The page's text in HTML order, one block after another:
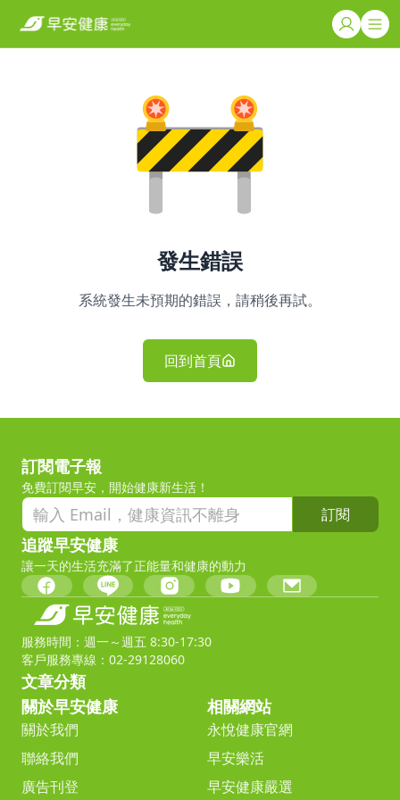
發生錯誤
系統發生未預期的錯誤，請稍後再試。
回到首頁
訂閱電子報
免費訂閱早安，開始健康新生活！
訂閱
追蹤早安健康
讓一天的生活充滿了正能量和健康的動力
服務時間：週一～週五 8:30-17:30
客戶服務專線：02-29128060
文章分類
關於早安健康
關於我們
聯絡我們
廣告刊登
相關網站
永悅健康官網
早安樂活
早安健康嚴選